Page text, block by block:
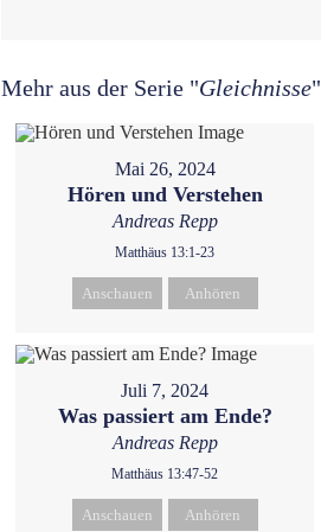
Mehr aus der Serie "Gleichnisse"
Mai 26, 2024
Hören und Verstehen
Andreas Repp
Matthäus 13:1-23
Anschauen Anhören
Juli 7, 2024
Was passiert am Ende?
Andreas Repp
Matthäus 13:47-52
Anschauen Anhören